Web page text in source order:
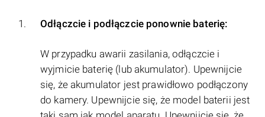
Odłączcie i podłączcie ponownie baterię:
W przypadku awarii zasilania, odłączcie i
wyjmicie baterię (lub akumulator). Upewnijcie
się, że akumulator jest prawidłowo podłączony
do kamery. Upewnijcie się, że model baterii jest